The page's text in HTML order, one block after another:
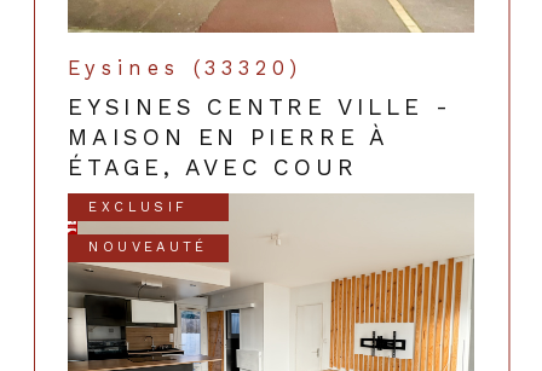
Eysines (33320)
EYSINES CENTRE VILLE -
MAISON EN PIERRE À
ÉTAGE, AVEC COUR
EXCLUSIF
NOUVEAUTÉ